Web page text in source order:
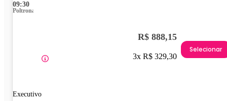
09:30
Poltrona
Executivo
R$ 888,15
3x R$ 329,30
Selecionar